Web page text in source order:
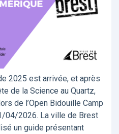
2025 est arrivée, et après
de la Science au Quartz,
de l’Open Bidouille Camp
04/2026. La ville de Brest
un guide présentant